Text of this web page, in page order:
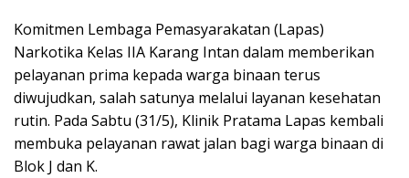
Komitmen Lembaga Pemasyarakatan (Lapas)
Narkotika Kelas IIA Karang Intan dalam memberikan
pelayanan prima kepada warga binaan terus
diwujudkan, salah satunya melalui layanan kesehatan
rutin. Pada Sabtu (31/5), Klinik Pratama Lapas kembali
membuka pelayanan rawat jalan bagi warga binaan di
Blok J dan K.